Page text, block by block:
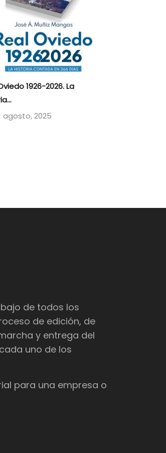
1926-2026. La
agosto, 2025
de todos los
de edición, de
y entrega del
uno de los
para una empresa o